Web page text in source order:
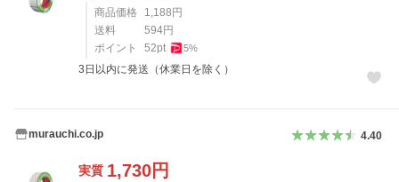
商品価格 1,188円
送料
594円
ポイント
52pt 5%
3日以内に発送（休業日を除く）
murauchi.co.jp 4.40
実質 1,730円